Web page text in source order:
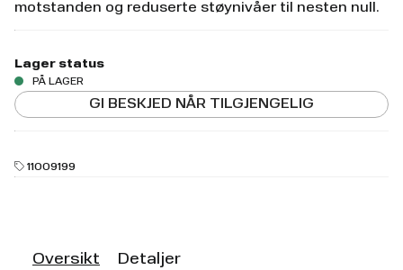
motstanden og reduserte støynivåer til nesten null.
Lager status
PÅ LAGER
GI BESKJED NÅR TILGJENGELIG
11009199
Oversikt Detaljer